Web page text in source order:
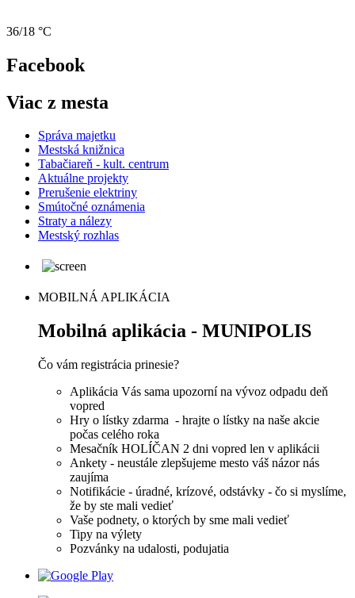
36/18 °C
Facebook
Viac z mesta
Správa majetku
Mestská knižnica
Tabačiareň - kult. centrum
Aktuálne projekty
Prerušenie elektriny
Smútočné oznámenia
Straty a nálezy
Mestský rozhlas
MOBILNÁ APLIKÁCIA
Mobilná aplikácia - MUNIPOLIS
Čo vám registrácia prinesie?
Aplikácia Vás sama upozorní na vývoz odpadu deň
vopred
Hry o lístky zdarma - hrajte o lístky na naše akcie
počas celého roka
Mesačník HOLÍČAN 2 dni vopred len v aplikácii
Ankety - neustále zlepšujeme mesto váš názor nás
zaujíma
Notifikácie - úradné, krízové, odstávky - čo si myslíme,
že by ste mali vedieť
Vaše podnety, o ktorých by sme mali vedieť
Tipy na výlety
Pozvánky na udalosti, podujatia